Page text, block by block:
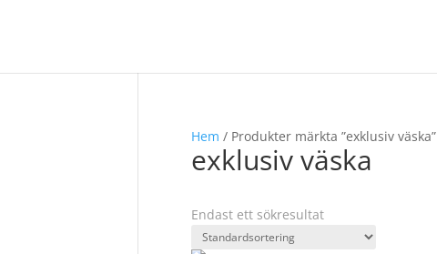
Hem / Produkter märkta ”exklusiv väska”
exklusiv väska
Endast ett sökresultat